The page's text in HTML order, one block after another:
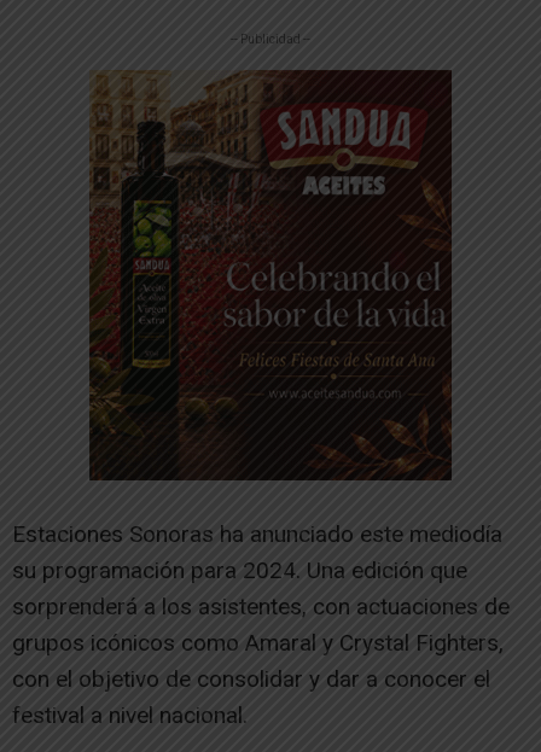
-- Publicidad --
Estaciones Sonoras ha anunciado este mediodía
su programación para 2024. Una edición que
sorprenderá a los asistentes, con actuaciones de
grupos icónicos como Amaral y Crystal Fighters,
con el objetivo de consolidar y dar a conocer el
festival a nivel nacional.